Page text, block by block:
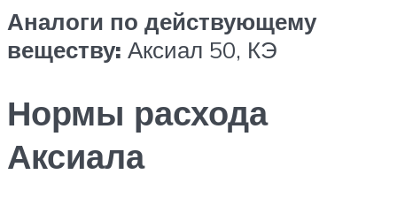
Аналоги по действующему
веществу: Аксиал 50, КЭ
Нормы расхода
Аксиала